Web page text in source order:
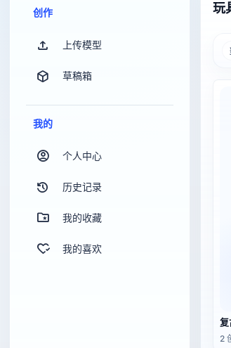
创作
上传模型
草稿箱
我的
个人中心
历史记录
我的收藏
我的喜欢
玩
2